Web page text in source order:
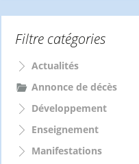
r
h
r
Filtre catégories
Actualités
Annonce de décès
Développement
Enseignement
Manifestations